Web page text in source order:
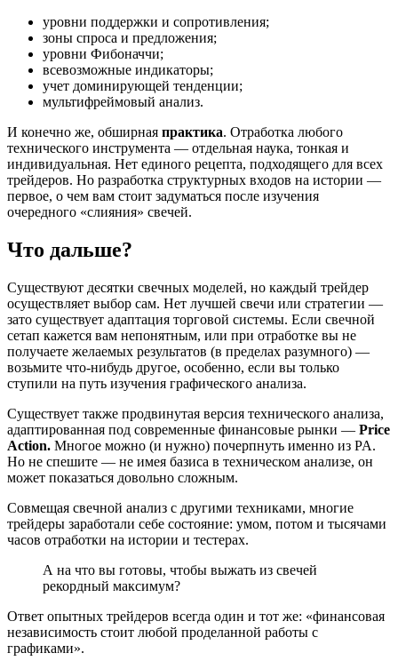
уровни поддержки и сопротивления;
зоны спроса и предложения;
уровни Фибоначчи;
всевозможные индикаторы;
учет доминирующей тенденции;
мультифреймовый анализ.
И конечно же, обширная практика. Отработка любого
технического инструмента — отдельная наука, тонкая и
индивидуальная. Нет единого рецепта, подходящего для всех
трейдеров. Но разработка структурных входов на истории —
первое, о чем вам стоит задуматься после изучения
очередного «слияния» свечей.
Что дальше?
Существуют десятки свечных моделей, но каждый трейдер
осуществляет выбор сам. Нет лучшей свечи или стратегии —
зато существует адаптация торговой системы. Если свечной
сетап кажется вам непонятным, или при отработке вы не
получаете желаемых результатов (в пределах разумного) —
возьмите что-нибудь другое, особенно, если вы только
ступили на путь изучения графического анализа.
Существует также продвинутая версия технического анализа,
адаптированная под современные финансовые рынки — Price
Action. Многое можно (и нужно) почерпнуть именно из PA.
Но не спешите — не имея базиса в техническом анализе, он
может показаться довольно сложным.
Совмещая свечной анализ с другими техниками, многие
трейдеры заработали себе состояние: умом, потом и тысячами
часов отработки на истории и тестерах.
А на что вы готовы, чтобы выжать из свечей
рекордный максимум?
Ответ опытных трейдеров всегда один и тот же: «финансовая
независимость стоит любой проделанной работы с
графиками».